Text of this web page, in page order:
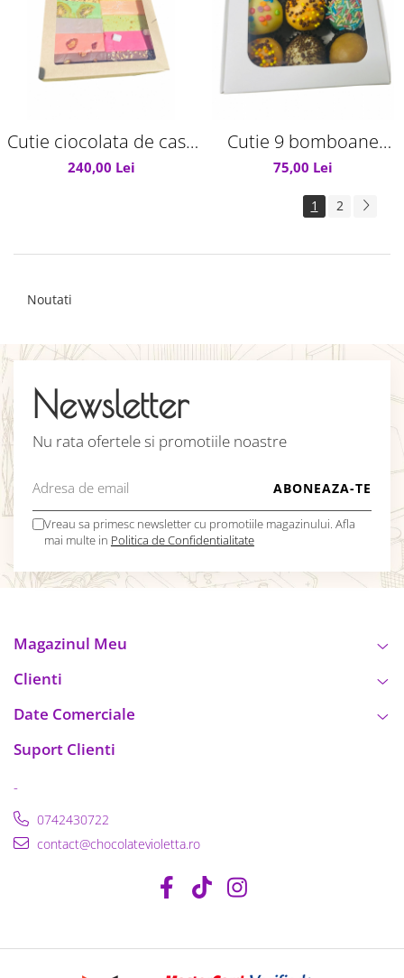
Cutie ciocolata de casa
cu fructe 1300g
240,00 Lei
Cutie 9 bomboane
ciocolata de casa
75,00 Lei
1 2
Noutati
Newsletter
Nu rata ofertele si promotiile noastre
Vreau sa primesc newsletter cu promotiile magazinului. Afla
mai multe in Politica de Confidentialitate
Magazinul Meu
Clienti
Date Comerciale
Suport Clienti
-
0742430722
contact@chocolatevioletta.ro